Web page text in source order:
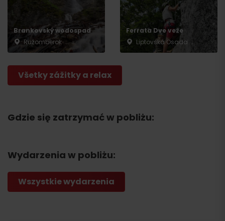
Brankovský wodospad
Ružomberok
Ferrata Dve veže
Liptovská Osada
Všetky zážitky a relax
Gdzie się zatrzymać w pobliżu:
Wydarzenia w pobliżu:
Wszystkie wydarzenia